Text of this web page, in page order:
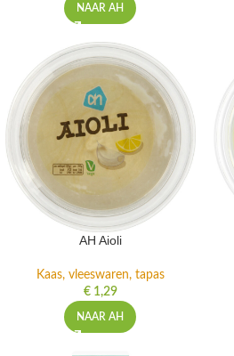
NAAR AH
AH Aioli
Kaas, vleeswaren, tapas
€1,29
NAAR AH